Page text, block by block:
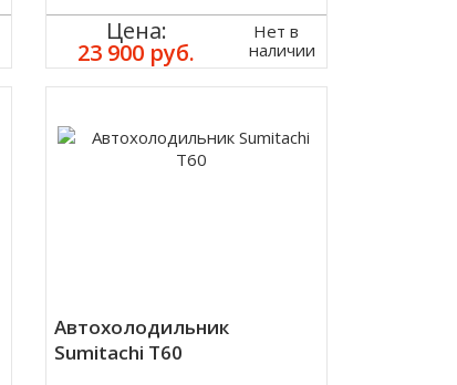
Цена:
23 900 руб.
Нет в
наличии
Автохолодильник
Sumitachi T60